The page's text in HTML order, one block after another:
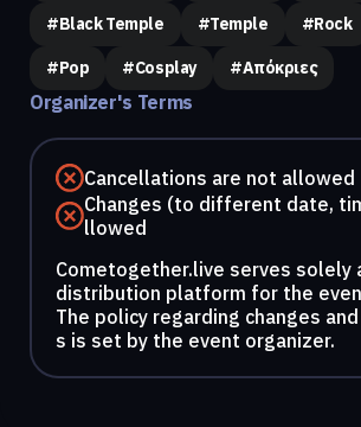
#black Temple #temple #rock
#pop #cosplay #απόκριες
Organizer's Terms
Cancellations are not allowed
Changes (to different date,
llowed
Cometogether.live serves solely
distribution platform for the
The policy regarding changes
s is set by the event organizer.